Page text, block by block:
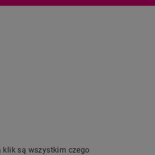
klik są wszystkim czego